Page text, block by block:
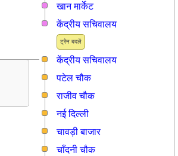
खान मार्केट
ट्रैन बदलें
केंद्रीय सचिवालय
केंद्रीय सचिवालय
पटेल चौक
राजीव चौक
नई दिल्ली
चावड़ी बाजार
चाँदनी चौक